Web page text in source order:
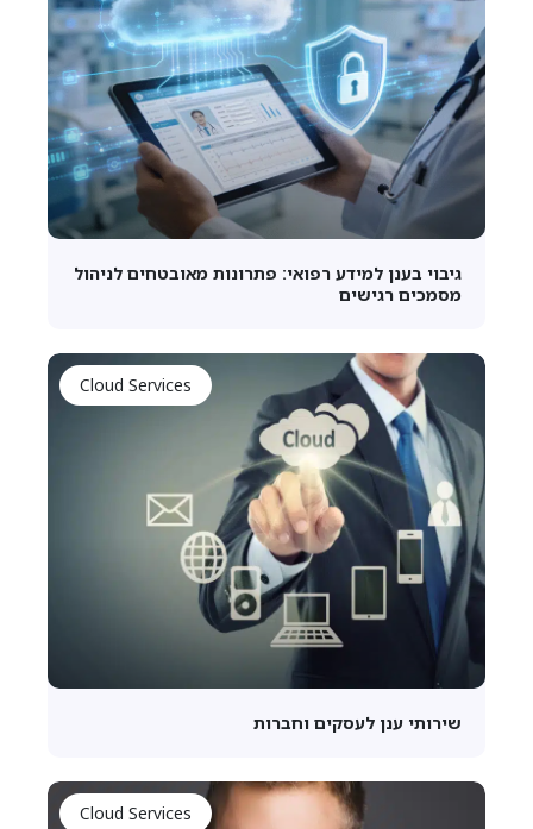
גיבוי בענן למידע רפואי: פתרונות מאובטחים לניהול
מסמכים רגישים
Cloud Services
שירותי ענן לעסקים וחברות
Cloud Services